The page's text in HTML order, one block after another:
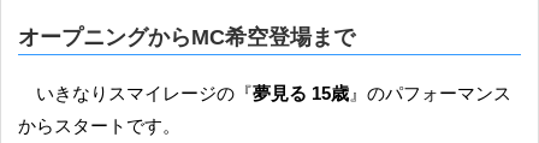
オープニングからMC希空登場まで
いきなりスマイレージの『夢見る 15歳』のパフォーマンス
からスタートです。